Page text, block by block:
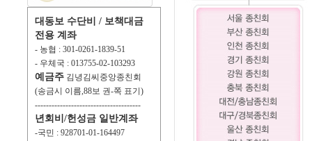
대동보 수단비 / 보책대금
전용 계좌
- 농협 : 301-0261-1839-51
- 우체국 : 013755-02-103293
예금주 김녕김씨중앙종친회
(송금시 이름,88보 권-쪽 표기)
--------------------------------------
년회비/헌성금 일반계좌
-국민 : 928701-01-164497